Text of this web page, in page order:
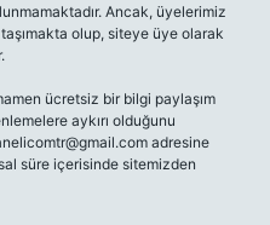
Ancak, üyelerimiz
olup, siteye üye olarak
ücretsiz bir bilgi paylaşım
aykırı olduğunu
adresine
süre içerisinde sitemizden